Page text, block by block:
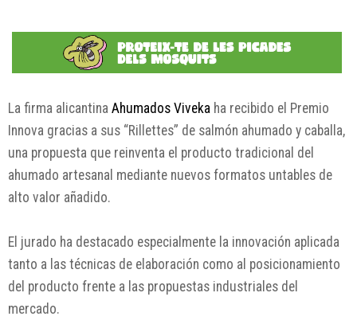
La firma alicantina Ahumados Viveka ha recibido el Premio
Innova gracias a sus “Rillettes” de salmón ahumado y caballa,
una propuesta que reinventa el producto tradicional del
ahumado artesanal mediante nuevos formatos untables de
alto valor añadido.
El jurado ha destacado especialmente la innovación aplicada
tanto a las técnicas de elaboración como al posicionamiento
del producto frente a las propuestas industriales del
mercado.